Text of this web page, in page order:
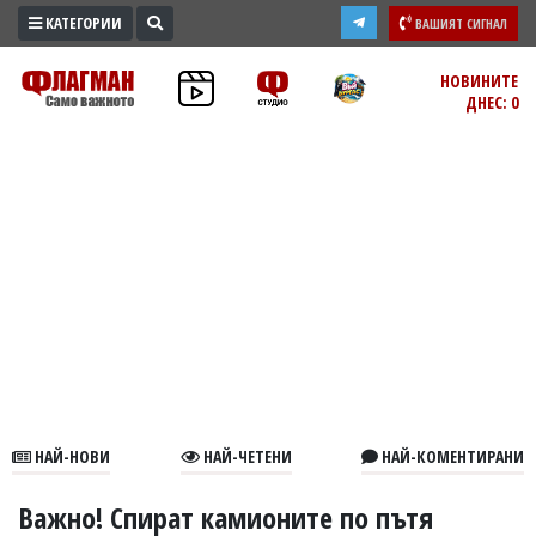
ПРОМО
ЗОНА
В
КАТЕГОРИИ ВАШИЯТ СИГНАЛ
НОВИНИТЕ
ДНЕС: 0
НАЙ-НОВИ НАЙ-ЧЕТЕНИ НАЙ-КОМЕНТИРАНИ
Важно! Спират камионите по пътя